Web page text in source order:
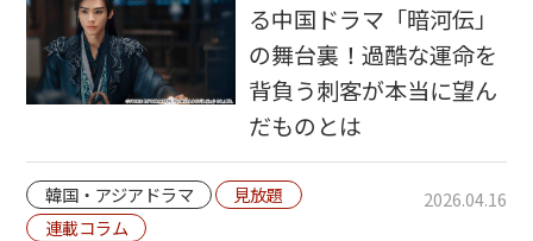
る中国ドラマ「暗河伝」
の舞台裏！過酷な運命を
背負う刺客が本当に望ん
だものとは
韓国・アジアドラマ
見放題
連載コラム
2026.04.16